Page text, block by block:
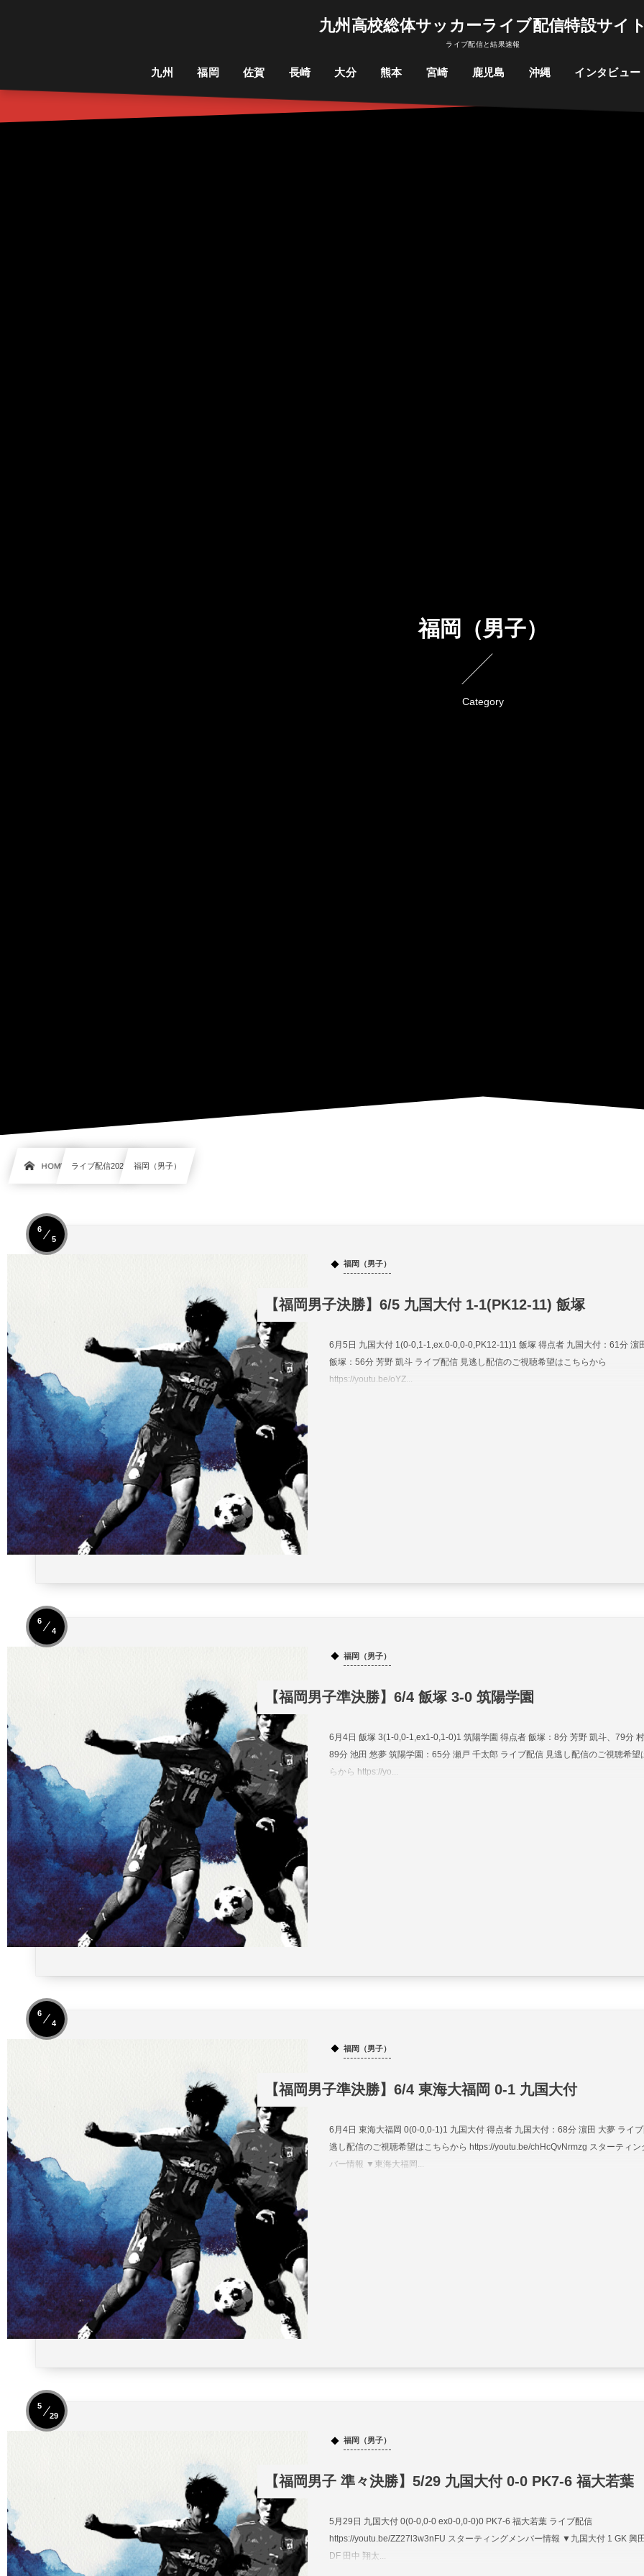
九州高校総体サッカーライブ配信特設サイト
ライブ配信と結果速報
九州 福岡 佐賀 長崎 大分 熊本 宮崎 鹿児島 沖縄 インタビュー
福岡（男子）
Category
HOME ライブ配信2022 福岡（男子）
福岡（男子）
【福岡男子決勝】6/5 九国大付 1-1(PK12-11) 飯塚
6月5日 九国大付 1(0-0,1-1,ex.0-0,0-0,PK12-11)1 飯塚 得点者 九国大付：61分 濵
飯塚：56分 芳野 凱斗 ライブ配信 見逃し配信のご視聴希望はこちらから
https://youtu.be/oYZ...
6
5
福岡（男子）
【福岡男子準決勝】6/4 飯塚 3-0 筑陽学園
6月4日 飯塚 3(1-0,0-1,ex1-0,1-0)1 筑陽学園 得点者 飯塚：8分 芳野 凱斗、79分 村
89分 池田 悠夢 筑陽学園：65分 瀬戸 千太郎 ライブ配信 見逃し配信のご視聴希望
らから https://yo...
6
4
福岡（男子）
【福岡男子準決勝】6/4 東海大福岡 0-1 九国大付
6月4日 東海大福岡 0(0-0,0-1)1 九国大付 得点者 九国大付：68分 濵田 大夢 ライブ
逃し配信のご視聴希望はこちらから https://youtu.be/chHcQvNrmzg スターティン
バー情報 ▼東海大福岡...
6
4
福岡（男子）
【福岡男子 準々決勝】5/29 九国大付 0-0 PK7-6 福大若葉
5月29日 九国大付 0(0-0,0-0 ex0-0,0-0)0 PK7-6 福大若葉 ライブ配信
https://youtu.be/ZZ27l3w3nFU スターティングメンバー情報 ▼九国大付 1 GK 興
DF 田中 翔太...
5
29